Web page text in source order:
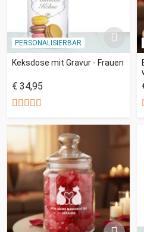
PERSONALISIERBAR
Keksdose mit Gravur - Frauen
€ 34,95